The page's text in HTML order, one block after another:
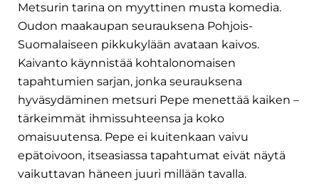
Metsurin tarina on myyttinen musta komedia.
Oudon maakaupan seurauksena Pohjois-
Suomalaiseen pikkukylään avataan kaivos.
Kaivanto käynnistää kohtalonomaisen
tapahtumien sarjan, jonka seurauksena
hyväsydäminen metsuri Pepe menettää kaiken –
tärkeimmät ihmissuhteensa ja koko
omaisuutensa. Pepe ei kuitenkaan vaivu
epätoivoon, itseasiassa tapahtumat eivät näytä
vaikuttavan häneen juuri millään tavalla.